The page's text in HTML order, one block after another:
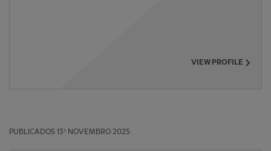
VIEW PROFILE
PUBLICADOS 13º NOVEMBRO 2025